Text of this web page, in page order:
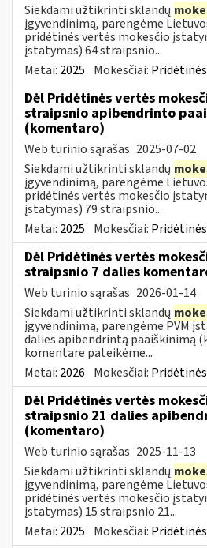
Siekdami užtikrinti sklandų
įgyvendinimą, parengėme
pridėtinės vertės mokesčio
įstatymas) 64 straipsnio...
Metai: 2025 Mokesčiai:
Dėl Pridėtinės vertės
straipsnio apibendrinto
(komentaro)
Web turinio sąrašas 2025-07-02
Siekdami užtikrinti sklandų
įgyvendinimą, parengėme
pridėtinės vertės mokesčio
įstatymas) 79 straipsnio...
Metai: 2025 Mokesčiai:
Dėl Pridėtinės vertės
straipsnio 7 dalies
Web turinio sąrašas 2026-01-14
Siekdami užtikrinti sklandų
įgyvendinimą, parengėme PVM
dalies apibendrintą paaiškinimą
komentare pateikėme...
Metai: 2026 Mokesčiai:
Dėl Pridėtinės vertės
straipsnio 21 dalies
(komentaro)
Web turinio sąrašas 2025-11-13
Siekdami užtikrinti sklandų
įgyvendinimą, parengėme
pridėtinės vertės mokesčio
įstatymas) 15 straipsnio 21...
Metai: 2025 Mokesčiai: